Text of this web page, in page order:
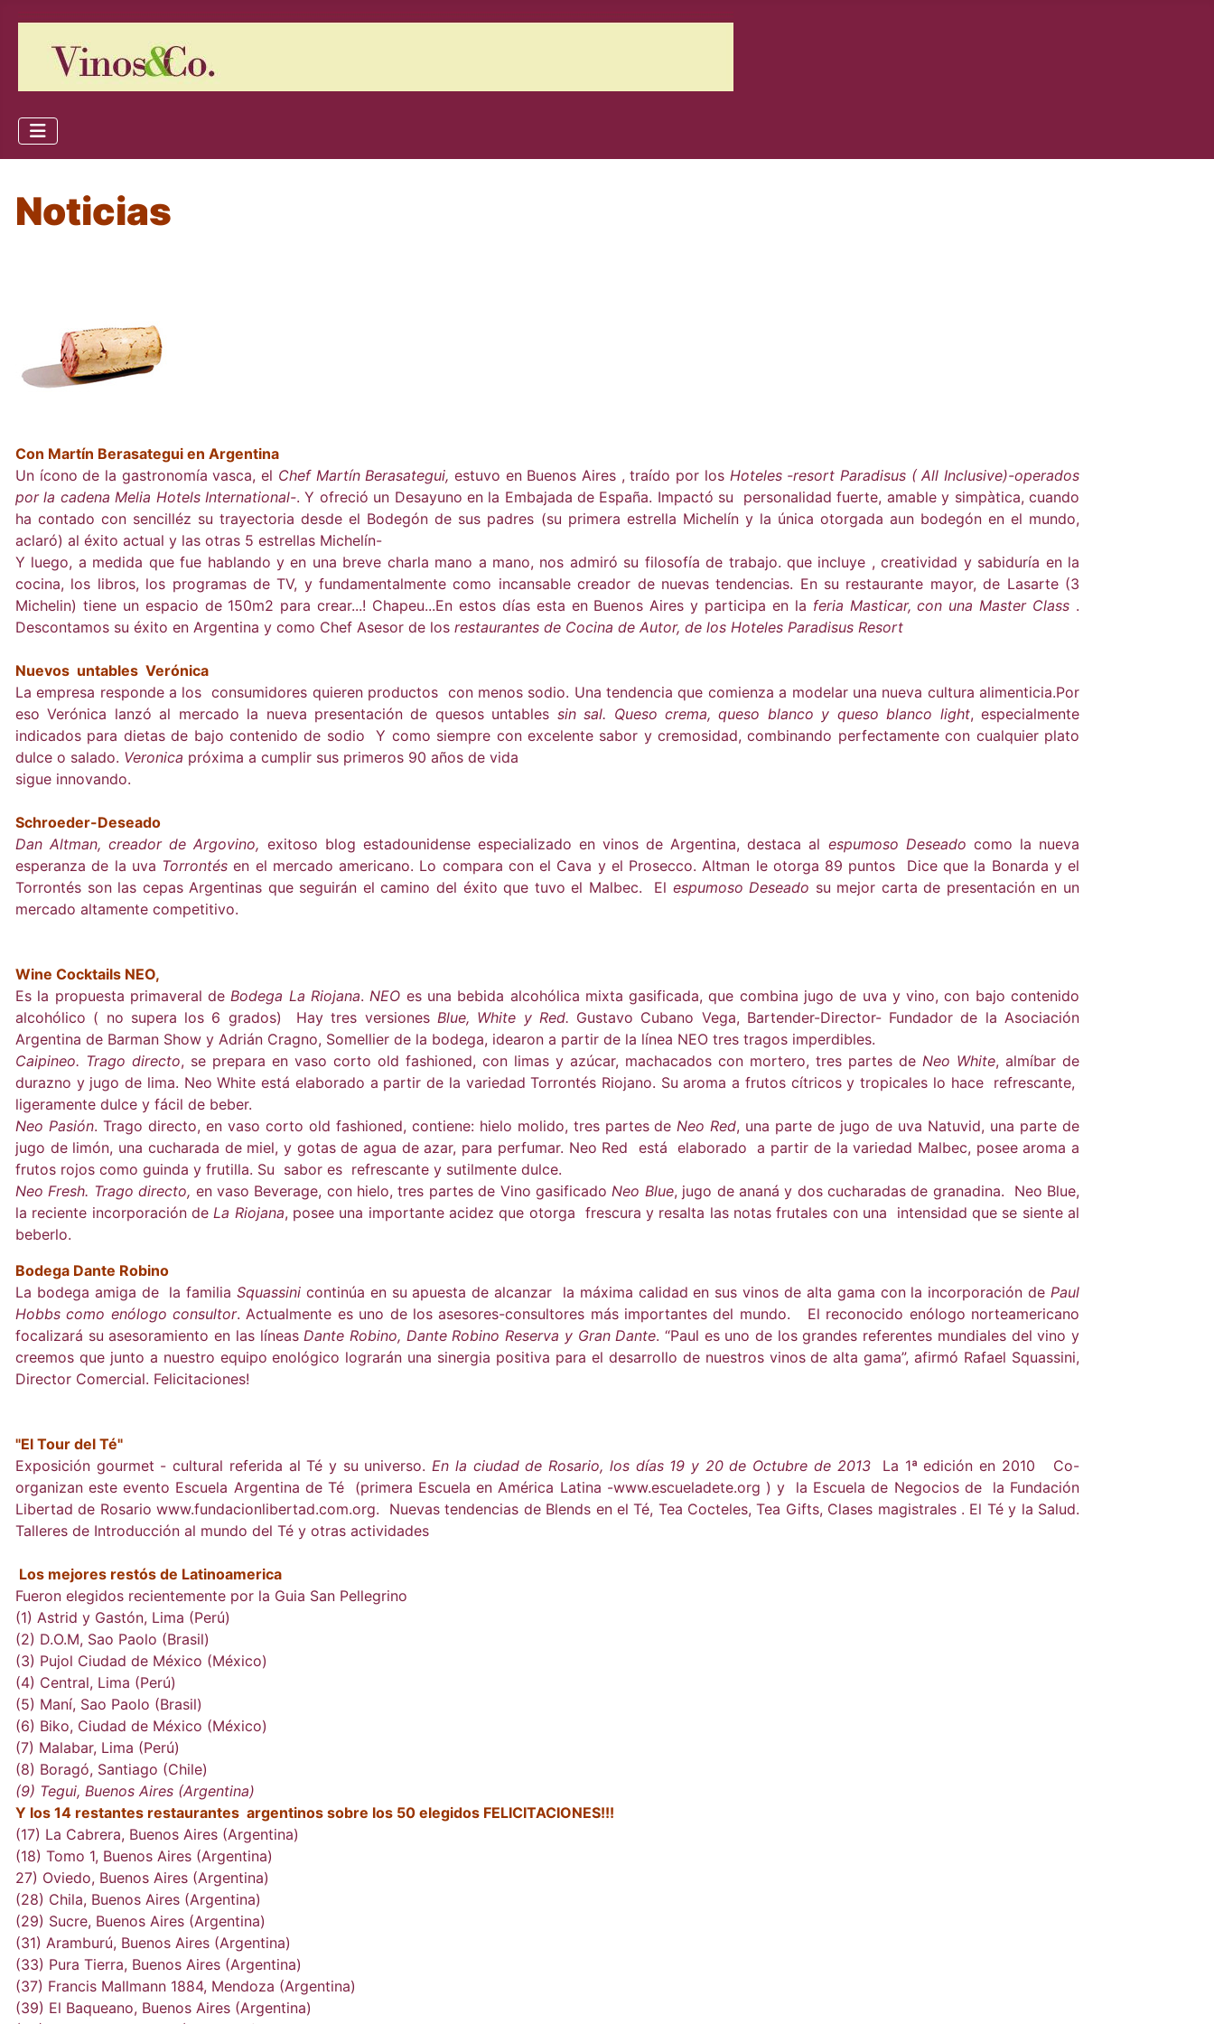
Noticias
Con Martín Berasategui en Argentina
Un ícono de la gastronomía vasca, el Chef Martín Berasategui, estuvo en Buenos Aires , traído por los Hoteles -resort Paradisus ( All Inclusive)-operados
por la cadena Melia Hotels International-. Y ofreció un Desayuno en la Embajada de España. Impactó su personalidad fuerte, amable y simpàtica, cuando
ha contado con sencilléz su trayectoria desde el Bodegón de sus padres (su primera estrella Michelín y la única otorgada aun bodegón en el mundo,
aclaró) al éxito actual y las otras 5 estrellas Michelín-
Y luego, a medida que fue hablando y en una breve charla mano a mano, nos admiró su filosofía de trabajo. que incluye , creatividad y sabiduría en la
cocina, los libros, los programas de TV, y fundamentalmente como incansable creador de nuevas tendencias. En su restaurante mayor, de Lasarte (3
Michelin) tiene un espacio de 150m2 para crear...! Chapeu...En estos días esta en Buenos Aires y participa en la feria Masticar, con una Master Class .
Descontamos su éxito en Argentina y como Chef Asesor de los restaurantes de Cocina de Autor, de los Hoteles Paradisus Resort
Nuevos untables Verónica
La empresa responde a los consumidores quieren productos con menos sodio. Una tendencia que comienza a modelar una nueva cultura alimenticia.Por
eso Verónica lanzó al mercado la nueva presentación de quesos untables sin sal. Queso crema, queso blanco y queso blanco light, especialmente
indicados para dietas de bajo contenido de sodio Y como siempre con excelente sabor y cremosidad, combinando perfectamente con cualquier plato
dulce o salado. Veronica próxima a cumplir sus primeros 90 años de vida
sigue innovando.
Schroeder-Deseado
Dan Altman, creador de Argovino, exitoso blog estadounidense especializado en vinos de Argentina, destaca al espumoso Deseado como la nueva
esperanza de la uva Torrontés en el mercado americano. Lo compara con el Cava y el Prosecco. Altman le otorga 89 puntos Dice que la Bonarda y el
Torrontés son las cepas Argentinas que seguirán el camino del éxito que tuvo el Malbec. El espumoso Deseado su mejor carta de presentación en un
mercado altamente competitivo.
Wine Cocktails NEO,
Es la propuesta primaveral deBodega La Riojana.NEO es una bebida alcohólica mixta gasificada, que combina jugo de uva y vino, con bajo contenido
alcohólico ( no supera los 6 grados) Hay tres versiones Blue, White y Red. Gustavo Cubano Vega, Bartender-Director- Fundador de la Asociación
Argentina de Barman Show y Adrián Cragno, Somellier de la bodega, idearon a partir de la línea NEO tres tragos imperdibles.
Caipineo. Trago directo, se prepara en vaso corto old fashioned, con limas y azúcar, machacados con mortero, tres partes de Neo White, almíbar de
durazno y jugo de lima. Neo White está elaborado a partir de la variedad Torrontés Riojano. Su aroma a frutos cítricos y tropicales lo hace refrescante,
ligeramente dulce y fácil de beber.
Neo Pasión. Trago directo, en vaso corto old fashioned, contiene: hielo molido, tres partes de Neo Red, una parte de jugo de uva Natuvid, una parte de
jugo de limón, una cucharada de miel, y gotas de agua de azar, para perfumar. Neo Red está elaborado a partir de la variedad Malbec, posee aroma a
frutos rojos como guinda y frutilla. Su sabor es refrescante y sutilmente dulce.
Neo Fresh. Trago directo, en vaso Beverage, con hielo, tres partes de Vino gasificadoNeo Blue, jugo de ananá y dos cucharadas de granadina. Neo Blue,
la reciente incorporación de La Riojana, posee una importante acidez que otorga frescura y resalta las notas frutales con una intensidad que se siente al
beberlo.
Bodega Dante Robino
La bodega amiga de la familia Squassini continúa en su apuesta de alcanzar la máxima calidad en sus vinos de alta gama con la incorporación dePaul
Hobbs como enólogo consultor. Actualmente es uno de los asesores-consultores más importantes del mundo. El reconocido enólogo norteamericano
focalizará su asesoramiento en las líneasDante Robino, Dante Robino Reserva y Gran Dante. “Paul es uno de los grandes referentes mundiales del vino y
creemos que junto a nuestro equipo enológico lograrán una sinergia positiva para el desarrollo de nuestros vinos de alta gama”, afirmó Rafael Squassini,
Director Comercial. Felicitaciones!
"El Tour del Té"
Exposición gourmet - cultural referida al Té y su universo.En la ciudad de Rosario, los días 19 y 20 de Octubre de 2013
La 1ª edición en 2010 Co-
organizan este evento Escuela Argentina de Té (primera Escuela en América Latina -www.escueladete.org ) y la Escuela de Negocios de la Fundación
Libertad de Rosario www.fundacionlibertad.com.org. Nuevas tendencias de Blends en el Té, Tea Cocteles, Tea Gifts, Clases magistrales . El Té y la Salud.
Talleres de Introducción al mundo del Té y otras actividades
Los mejores restós de Latinoamerica
Fueron elegidos recientemente por la Guia San Pellegrino
(1) Astrid y Gastón, Lima (Perú)
(2) D.O.M, Sao Paolo (Brasil)
(3) Pujol Ciudad de México (México)
(4) Central, Lima (Perú)
(5) Maní, Sao Paolo (Brasil)
(6) Biko, Ciudad de México (México)
(7) Malabar, Lima (Perú)
(8) Boragó, Santiago (Chile)
(9) Tegui, Buenos Aires (Argentina)
Y los 14 restantes restaurantes argentinos sobre los 50 elegidos FELICITACIONES!!!
(17) La Cabrera, Buenos Aires (Argentina)
(18) Tomo 1, Buenos Aires (Argentina)
27) Oviedo, Buenos Aires (Argentina)
(28) Chila, Buenos Aires (Argentina)
(29) Sucre, Buenos Aires (Argentina)
(31) Aramburú, Buenos Aires (Argentina)
(33) Pura Tierra, Buenos Aires (Argentina)
(37) Francis Mallmann 1884, Mendoza (Argentina)
(39) El Baqueano, Buenos Aires (Argentina)